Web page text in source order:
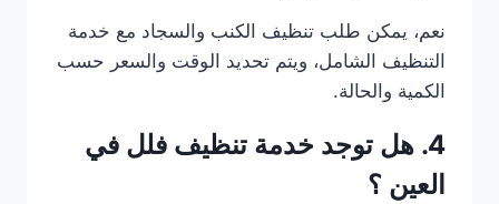
نعم، يمكن طلب تنظيف الكنب والسجاد مع خدمة
التنظيف الشامل، ويتم تحديد الوقت والسعر حسب
الكمية والحالة.
4. هل توجد خدمة تنظيف فلل في
العين ؟